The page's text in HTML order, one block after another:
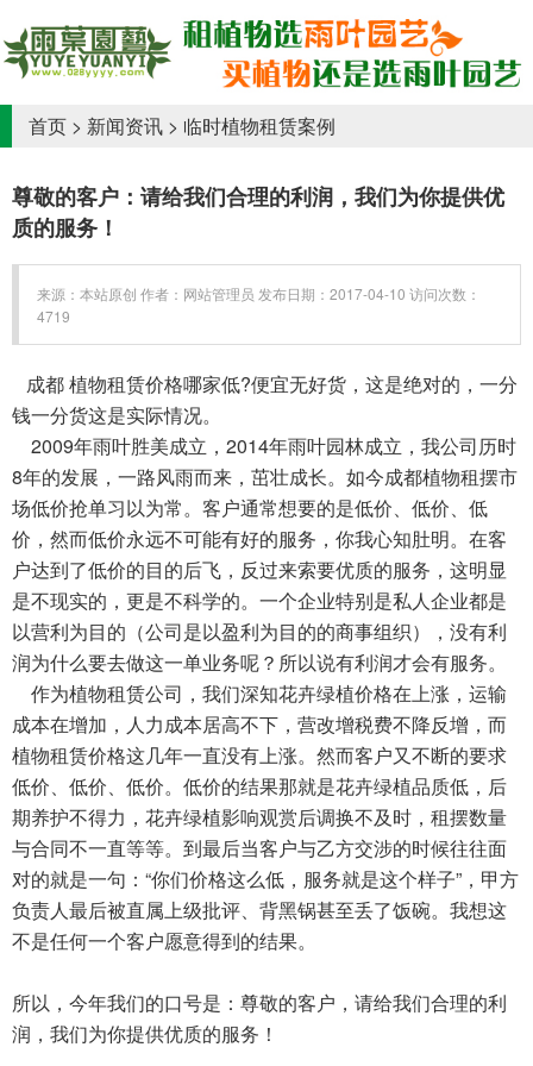
首页 > 新闻资讯 > 临时植物租赁案例
尊敬的客户：请给我们合理的利润，我们为你提供优
质的服务！
来源：本站原创 作者：网站管理员 发布日期：2017-04-10 访问次数：
4719
成都 植物租赁价格哪家低?便宜无好货，这是绝对的，一分
钱一分货这是实际情况。
2009年雨叶胜美成立，2014年雨叶园林成立，我公司历时
8年的发展，一路风雨而来，茁壮成长。如今成都植物租摆市
场低价抢单习以为常。客户通常想要的是低价、低价、低
价，然而低价永远不可能有好的服务，你我心知肚明。在客
户达到了低价的目的后飞，反过来索要优质的服务，这明显
是不现实的，更是不科学的。一个企业特别是私人企业都是
以营利为目的（公司是以盈利为目的的商事组织），没有利
润为什么要去做这一单业务呢？所以说有利润才会有服务。
作为植物租赁公司，我们深知花卉绿植价格在上涨，运输
成本在增加，人力成本居高不下，营改增税费不降反增，而
植物租赁价格这几年一直没有上涨。然而客户又不断的要求
低价、低价、低价。低价的结果那就是花卉绿植品质低，后
期养护不得力，花卉绿植影响观赏后调换不及时，租摆数量
与合同不一直等等。到最后当客户与乙方交涉的时候往往面
对的就是一句：“你们价格这么低，服务就是这个样子”，甲方
负责人最后被直属上级批评、背黑锅甚至丢了饭碗。我想这
不是任何一个客户愿意得到的结果。
所以，今年我们的口号是：尊敬的客户，请给我们合理的利
润，我们为你提供优质的服务！